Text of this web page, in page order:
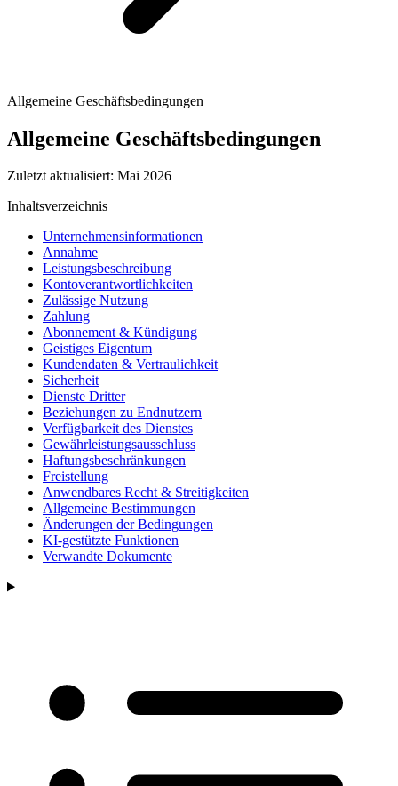
Allgemeine Geschäftsbedingungen
Allgemeine Geschäftsbedingungen
Zuletzt aktualisiert: Mai 2026
Inhaltsverzeichnis
Unternehmensinformationen
Annahme
Leistungsbeschreibung
Kontoverantwortlichkeiten
Zulässige Nutzung
Zahlung
Abonnement & Kündigung
Geistiges Eigentum
Kundendaten & Vertraulichkeit
Sicherheit
Dienste Dritter
Beziehungen zu Endnutzern
Verfügbarkeit des Dienstes
Gewährleistungsausschluss
Haftungsbeschränkungen
Freistellung
Anwendbares Recht & Streitigkeiten
Allgemeine Bestimmungen
Änderungen der Bedingungen
KI-gestützte Funktionen
Verwandte Dokumente